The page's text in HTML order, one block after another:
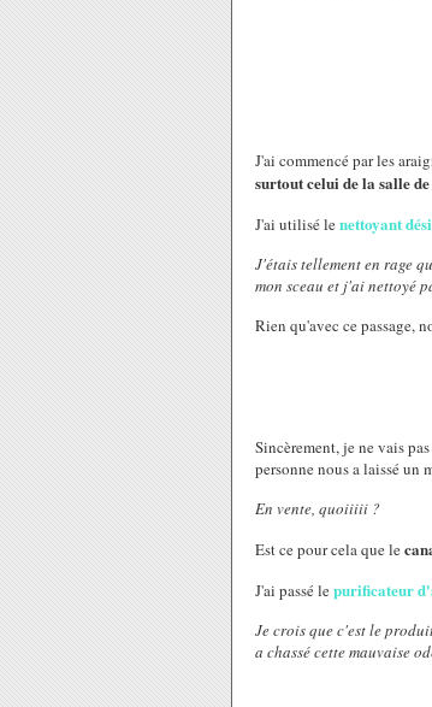
J'ai commencé par les
surtout celui de la salle
J'ai utilisé lenettoyant
J'étais tellement en rage
mon sceau et j'ai nettoyé
Rien qu'avec ce passage,
Sincèrement, je ne vais
personne nous a laissé un
En vente, quoiiiii ?
Est ce pour cela que le
J'ai passé lepurificateur
Je crois que c'est le
a chassé cette mauvaise